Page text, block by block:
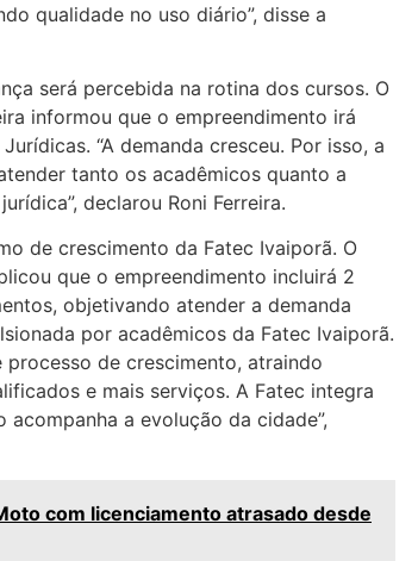
qualidade no uso diário”, disse a
será percebida na rotina dos cursos. O
informou que o empreendimento irá
“A demanda cresceu. Por isso, a
tanto os acadêmicos quanto a
declarou Roni Ferreira.
de crescimento da Fatec Ivaiporã. O
que o empreendimento incluirá 2
objetivando atender a demanda
por acadêmicos da Fatec Ivaiporã.
de crescimento, atraindo
e mais serviços. A Fatec integra
a evolução da cidade”,
com licenciamento atrasado desde